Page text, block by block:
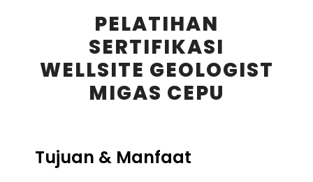
PELATIHAN
SERTIFIKASI
WELLSITE GEOLOGIST
MIGAS CEPU
Tujuan & Manfaat